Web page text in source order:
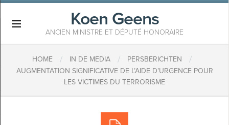
Koen Geens
ANCIEN MINISTRE ET DÉPUTÉ HONORAIRE
HOME / IN DE MEDIA / PERSBERICHTEN /
AUGMENTATION SIGNIFICATIVE DE L’AIDE D’URGENCE POUR
LES VICTIMES DU TERRORISME